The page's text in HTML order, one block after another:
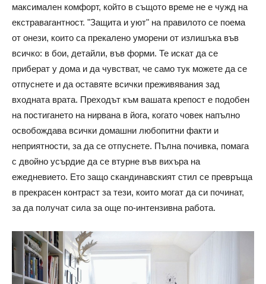
максимален комфорт, който в същото време не е чужд на
екстравагантност. "Защита и уют" на правилото се поема
от онези, които са прекалено уморени от излишъка във
всичко: в бои, детайли, във форми. Те искат да се
приберат у дома и да чувстват, че само тук можете да се
отпуснете и да оставяте всички преживявания зад
входната врата. Преходът към вашата крепост е подобен
на постигането на нирвана в йога, когато човек напълно
освобождава всички домашни любопитни факти и
неприятности, за да се отпуснете. Пълна почивка, помага
с двойно усърдие да се втурне във вихъра на
ежедневието. Ето защо скандинавският стил се превръща
в прекрасен контраст за тези, които могат да си починат,
за да получат сила за още по-интензивна работа.